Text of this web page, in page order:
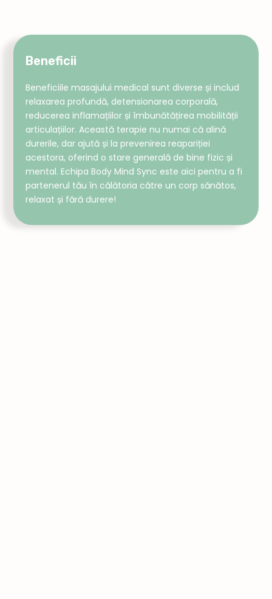
Beneficii
Beneficiile masajului medical sunt diverse și includ
relaxarea profundă, detensionarea corporală,
reducerea inflamațiilor și îmbunătățirea mobilității
articulațiilor. Această terapie nu numai că alină
durerile, dar ajută și la prevenirea reapariției
acestora, oferind o stare generală de bine fizic și
mental. Echipa Body Mind Sync este aici pentru a fi
partenerul tău în călătoria către un corp sănătos,
relaxat și fără durere!